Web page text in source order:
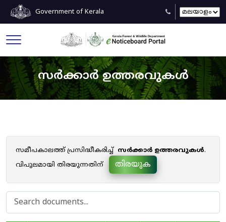
Government of Kerala
സർക്കാർ ഉത്തരവുകൾ
സമീപകാലത്ത് പ്രസിദ്ധീകരിച്ച് സർക്കാർ ഉത്തരവുകൾ.
വിപുലമായി തിരയുന്നതിന്
തിരയുക